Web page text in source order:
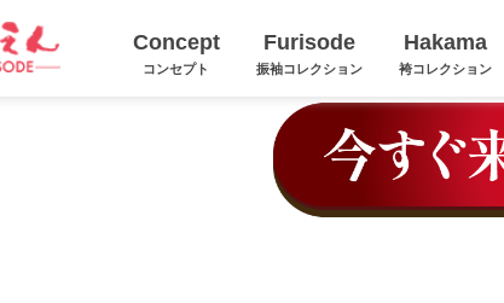
Concept
コンセプト
Furisode
振袖コレクション
Hakama
袴コレクション